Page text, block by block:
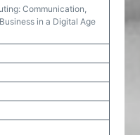
Communication,
in a Digital Age